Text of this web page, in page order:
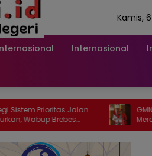
Kamis,
Internasional
Jalan
Brebes
GMNI Sumsel
Merah
Mitigasi dan